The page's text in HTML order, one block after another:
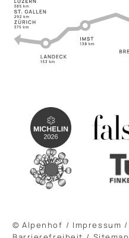
© Alpenhof / Impressum /